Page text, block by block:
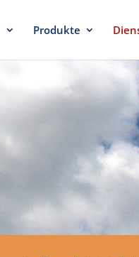
Produkte